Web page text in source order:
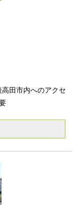
田市内へのアクセ
要